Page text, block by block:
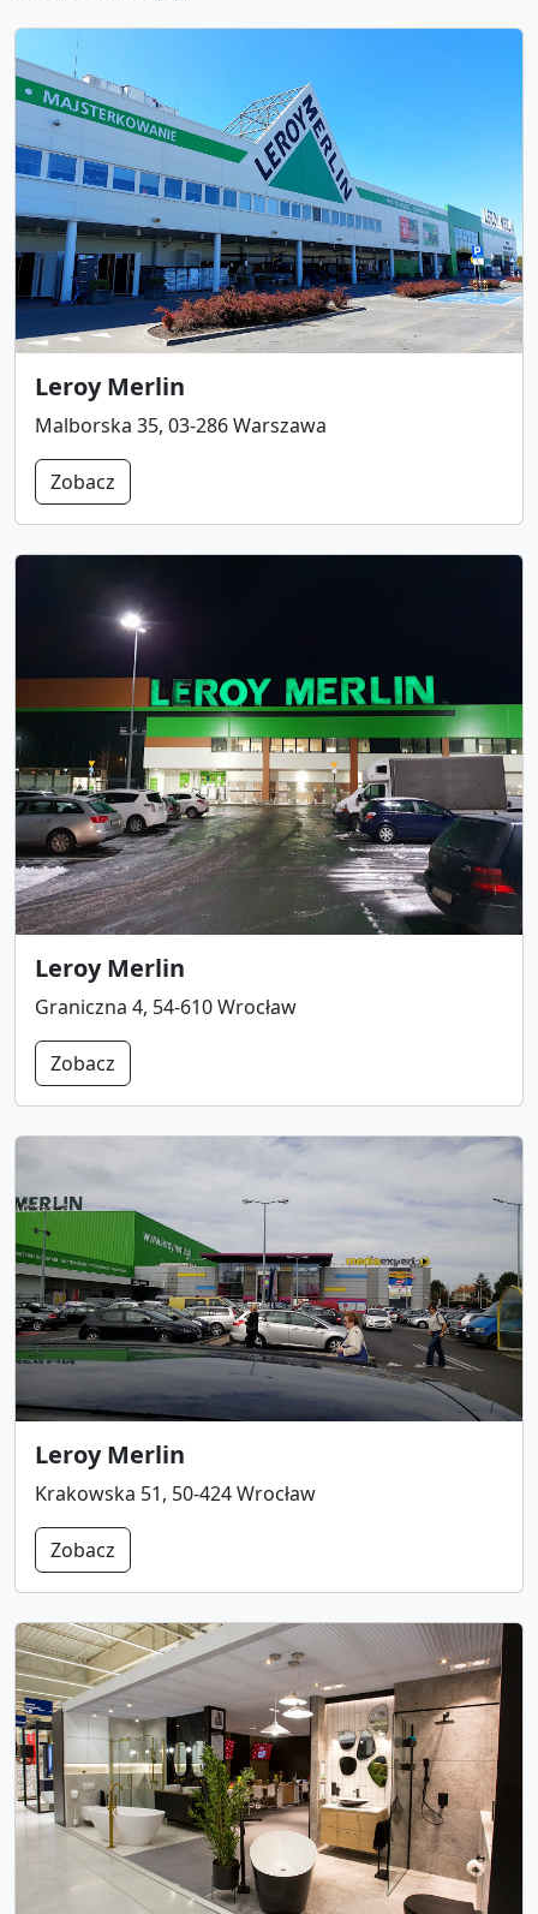
Leroy Merlin
Malborska 35, 03-286 Warszawa
Zobacz
Leroy Merlin
Graniczna 4, 54-610 Wrocław
Zobacz
Leroy Merlin
Krakowska 51, 50-424 Wrocław
Zobacz